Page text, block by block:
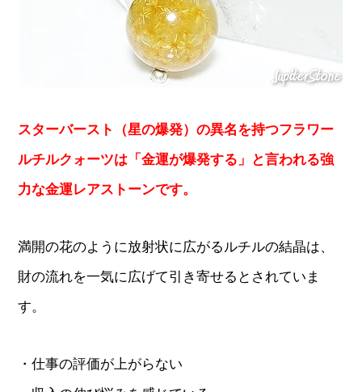
スターバースト（星の爆発）の異名を持つフラワー
ルチルクォーツは「金運が爆発する」と言われる強
力な金運レアストーンです。
満開の花のように放射状に広がるルチルの結晶は、
財の流れを一気に広げて引き寄せるとされていま
す。
・仕事の評価が上がらない